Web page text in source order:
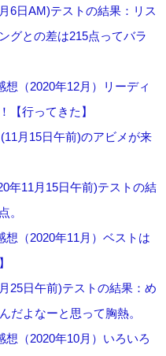
6日AM)テストの結果：リス
グとの差は215点ってバラ
（2020年12月）リーディ
【行ってきた】
月15日午前)のアビメが来
年11月15日午前)テストの結
。
（2020年11月）ベストは
25日午前)テストの結果：め
だよなーと思って胸熱。
（2020年10月）いろいろ